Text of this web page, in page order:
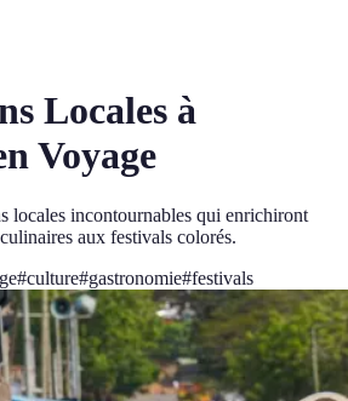
Locales à
Voyage
locales incontournables qui enrichiront
aux festivals colorés.
#culture#gastronomie#festivals